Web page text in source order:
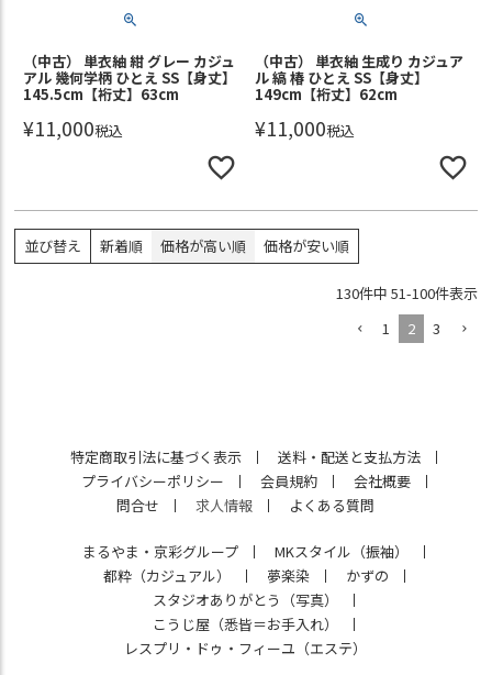
（中古） 単衣紬 紺 グレー カジュ
アル 幾何学柄 ひとえ SS【身丈】
145.5cm【裄丈】63cm
¥11,000税込
（中古） 単衣紬 生成り カジュア
ル 縞 椿 ひとえ SS【身丈】
149cm【裄丈】62cm
¥11,000税込
並び替え 新着順 価格が高い順 価格が安い順
130件中 51-100件表示
1
2 3
特定商取引法に基づく表示
送料・配送と支払方法
プライバシーポリシー
会員規約
会社概要
問合せ
求人情報 よくある質問
まるやま・京彩グループ
MKスタイル（振袖）
都粋（カジュアル）
夢楽染
かずの
スタジオありがとう（写真）
こうじ屋（悉皆＝お手入れ）
レスプリ・ドゥ・フィーユ（エステ）